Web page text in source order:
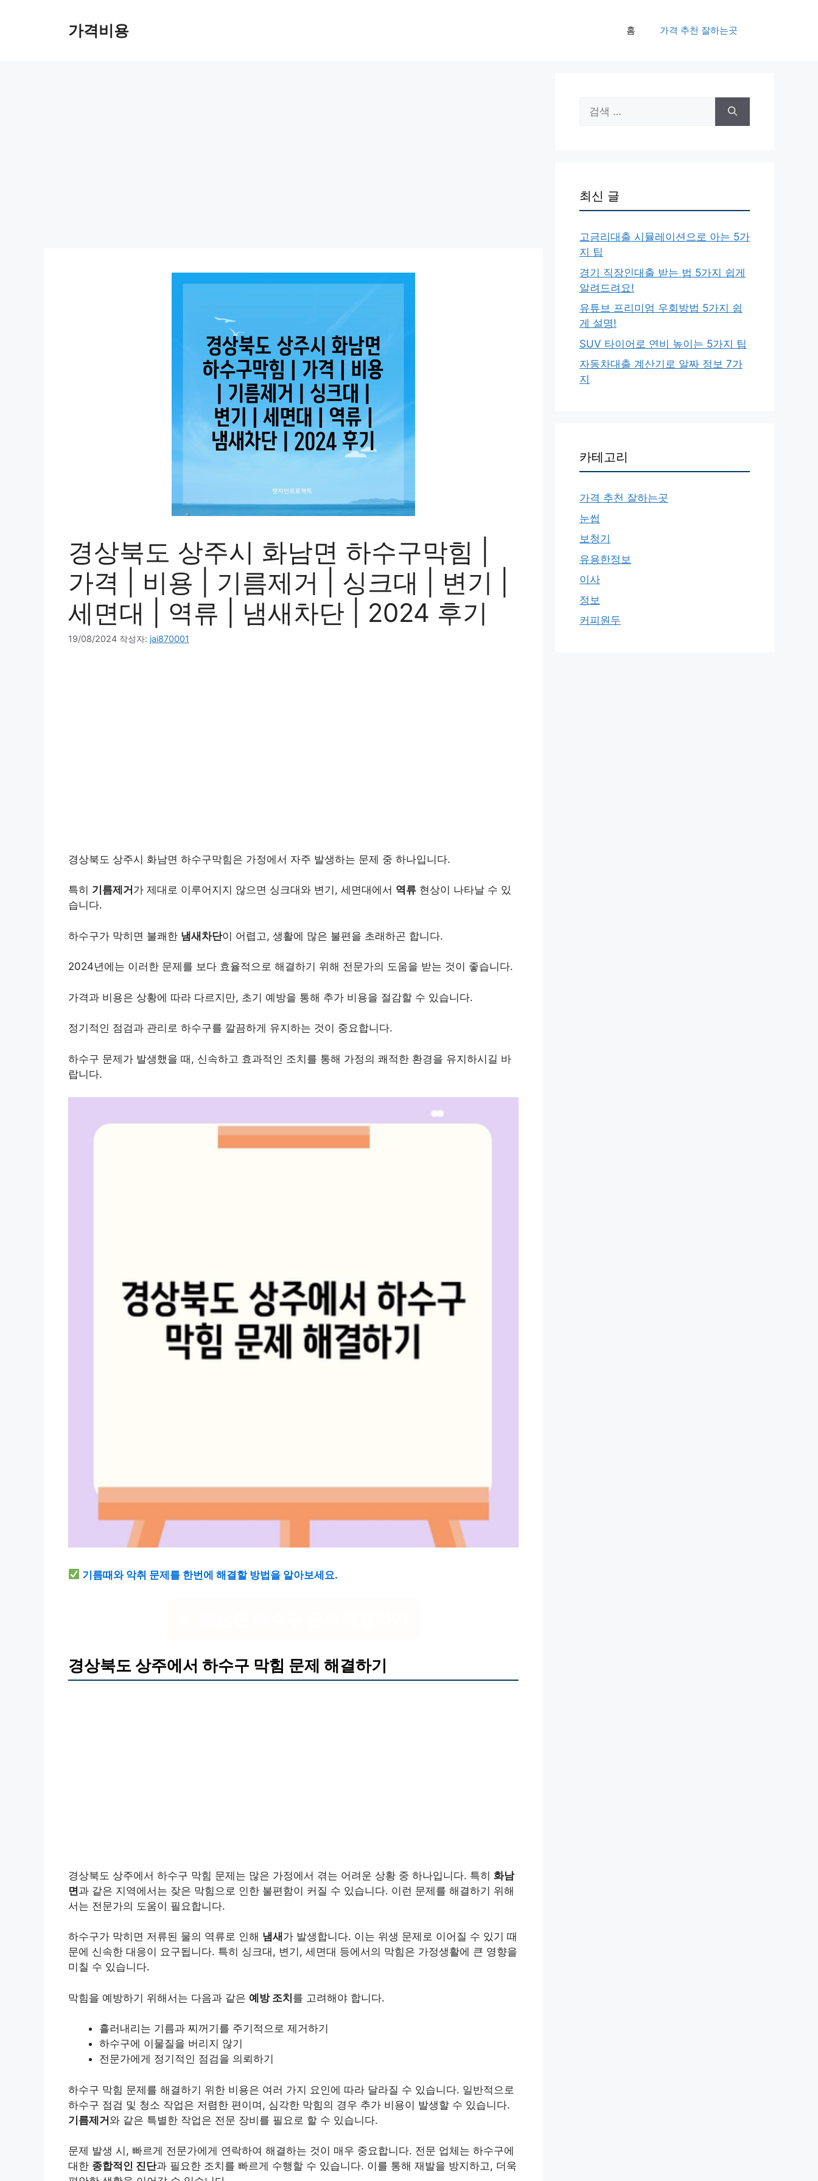
가격비용 홈 가격 추천 잘하는곳
경상북도 상주시 화남면 하수구막힘 |
가격 | 비용 | 기름제거 | 싱크대 | 변기 |
세면대 | 역류 | 냄새차단 | 2024 후기
19/08/2024 작성자: jai870001
경상북도 상주시 화남면 하수구막힘은 가정에서 자주 발생하는 문제 중 하나입니다.
특히 기름제거 가 제대로 이루어지지 않으면 싱크대와 변기, 세면대에서 역류 현상이 나타날 수 있
습니다.
하수구가 막히면 불쾌한 냄새차단이 어렵고, 생활에 많은 불편을 초래하곤 합니다.
2024년에는 이러한 문제를 보다 효율적으로 해결하기 위해 전문가의 도움을 받는 것이 좋습니다.
가격과 비용은 상황에 따라 다르지만, 초기 예방을 통해 추가 비용을 절감할 수 있습니다.
정기적인 점검과 관리로 하수구를 깔끔하게 유지하는 것이 중요합니다.
하수구 문제가 발생했을 때, 신속하고 효과적인 조치를 통해 가정의 쾌적한 환경을 유지하시길 바
랍니다.
기름때와 악취 문제를 한번에 해결할 방법을 알아보세요.
경상북도 상주에서 하수구 막힘 문제 해결하기
경상북도 상주에서 하수구 막힘 문제는 많은 가정에서 겪는 어려운 상황 중 하나입니다. 특히 화남
면과 같은 지역에서는 잦은 막힘으로 인한 불편함이 커질 수 있습니다. 이런 문제를 해결하기 위해
서는 전문가의 도움이 필요합니다.
하수구가 막히면 저류된 물의 역류로 인해 냄새 가 발생합니다. 이는 위생 문제로 이어질 수 있기 때
문에 신속한 대응이 요구됩니다. 특히 싱크대 , 변기, 세면대 등에서의 막힘은 가정생활에 큰 영향을
미칠 수 있습니다.
막힘을 예방하기 위해서는 다음과 같은 예방 조치를 고려해야 합니다.
흘러내리는 기름과 찌꺼기를 주기적으로 제거하기
하수구에 이물질을 버리지 않기
전문가에게 정기적인 점검을 의뢰하기
하수구 막힘 문제를 해결하기 위한 비용은 여러 가지 요인에 따라 달라질 수 있습니다. 일반적으로
하수구 점검 및 청소 작업은 저렴한 편이며, 심각한 막힘의 경우 추가 비용이 발생할 수 있습니다.
기름제거와 같은 특별한 작업은 전문 장비를 필요로 할 수 있습니다.
문제 발생 시, 빠르게 전문가에게 연락하여 해결하는 것이 매우 중요합니다. 전문 업체는 하수구에
대한 종합적인 진단과 필요한 조치를 빠르게 수행할 수 있습니다. 이를 통해 재발을 방지하고, 더욱
색:
최신 글
고금리대출 시뮬레이션으로 아는 5가
지 팁
경기 직장인대출 받는 법 5가지 쉽게
알려드려요!
유튜브 프리미엄 우회방법 5가지 쉽
게 설명!
SUV 타이어로 연비 높이는 5가지 팁
자동차대출 계산기로 알짜 정보 7가
지
카테고리
가격 추천 잘하는곳
눈썹
보청기
유용한정보
이사
정보
커피원두